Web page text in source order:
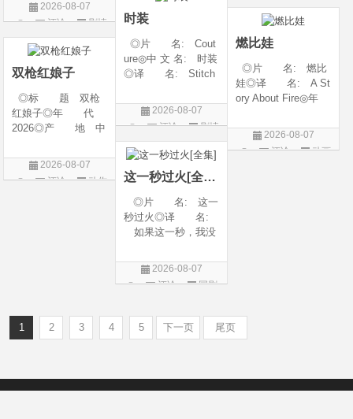
动作 / 战争 / 犯
期: 2026-08-05(美
国)◎IMDb评分: 6
剧
代: 2026◎产
别: 剧情 / 悬疑 / 惊
悚 / 犯罪◎语
2026-08-07
评论
剧情
片
时装
◎片 名: Cout
ure◎中 文 名: 时装
◎译 名: Stitch
(台)◎年 代: 20
25◎产 地: 法
剧情◎语 言:
法语 /
2026-08-07
评论
剧情
片
燃比娃
◎片 名: 燃比
娃◎译 名: A St
ory About Fire◎年
地: 中国大陆◎
类 别: 动画 / 奇
2026-08-07
评论
动画
双枪红娘子
◎标 题 双枪
红娘子◎年 代
2026◎产 地 中
剧情 / 动作 / 战争◎
上映日期 2026-08-
2026-08-07
评论
动作
这一秒过火[全集]
◎片 名: 这一
秒过火◎译 名:
如果这一秒，我没
年 代: 2026◎
产 地: 中国大
汉语普通话◎上映
2026-08-07
评论
国剧
1 2 3 4 5 下一页 尾页